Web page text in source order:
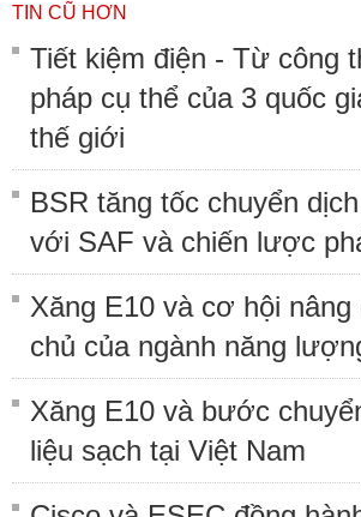
TIN CŨ HƠN
Tiết kiệm điện - Từ công
pháp cụ thể của 3 quốc
thế giới
BSR tăng tốc chuyển
với SAF và chiến lược
Xăng E10 và cơ hội
chủ của ngành năng
Xăng E10 và bước
liệu sạch tại Việt Nam